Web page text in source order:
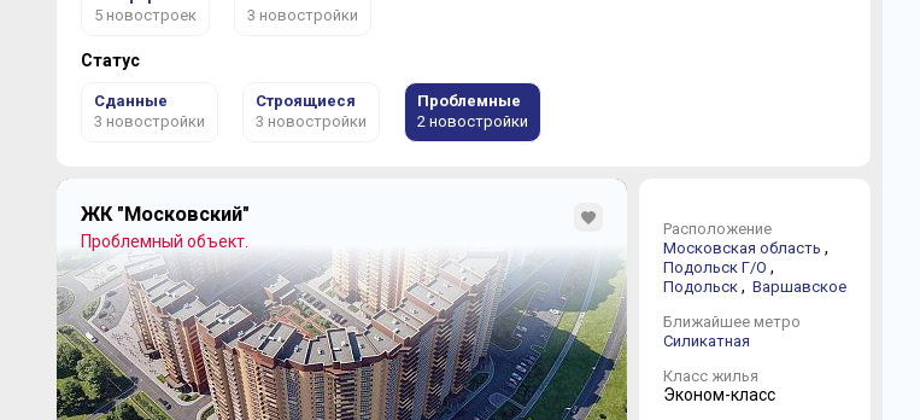
5 новостроек
3 новостройки
Статус
Сданные
3 новостройки
Строящиеся
3 новостройки
Проблемные
2 новостройки
ЖК "Московский"
Проблемный объект.
Расположение
Московская область ,
Подольск Г/О ,
Подольск, Варшавское
Ближайшее метро
Силикатная
Класс жилья
Эконом-класс